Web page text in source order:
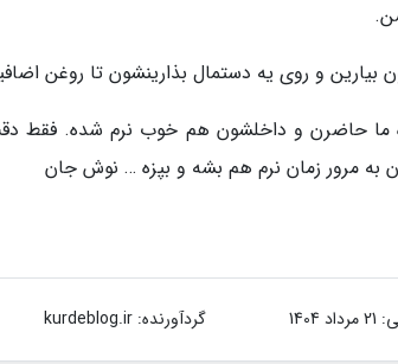
و روی یه دستمال بذارینشون تا روغن
حاضرن و داخلشون هم خوب نرم شده. فقط دقت
به مرور زمان نرم هم بشه و بپزه … نوش جان
21 مرداد 1404 گردآورنده:kurdeblog.ir